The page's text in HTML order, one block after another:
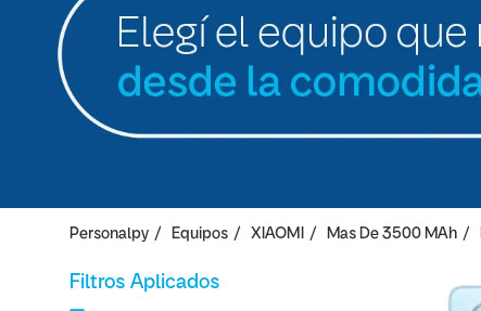
Personalpy Equipos XIAOMI Mas De 3500 MAh
Filtros Aplicados